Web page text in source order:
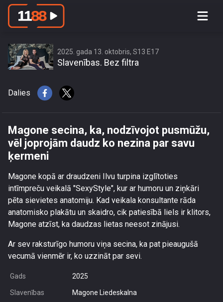
Magone secina, ka, nodzīvojot
2025. gada 13. oktobris, S13 E17
Slavenības. Bez filtra
Dalies
Magone secina, ka, nodzīvojot pusmūžu,
vēl joprojām daudz ko nezina par savu
ķermeni
Magone kopā ar draudzeni Ilvu turpina izglītoties
intīmpreču veikalā "SexyStyle", kur ar humoru un ziņkāri
pēta sievietes anatomiju. Kad veikala konsultante rāda
anatomisko plakātu un skaidro, cik patiesībā liels ir klitors,
Magone atzīst, ka daudzas lietas neesot zinājusi.
Ar sev raksturīgo humoru viņa secina, ka pat pieaugušā
vecumā vienmēr ir, ko uzzināt par sevi.
Gads 2025
Slavenības Magone Liedeskalna